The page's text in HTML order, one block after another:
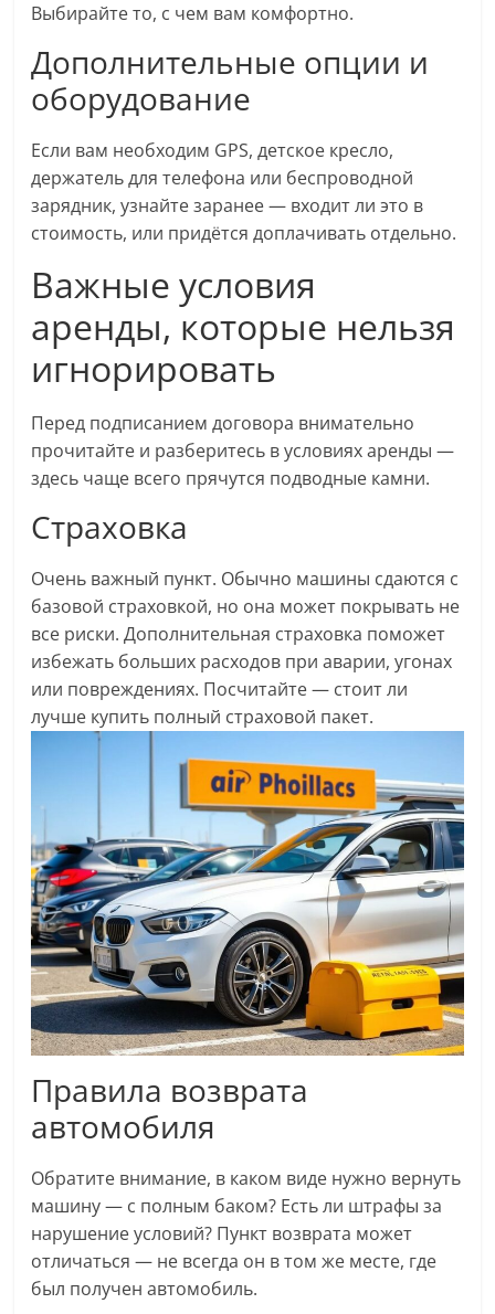
Выбирайте то, с чем вам комфортно.
Дополнительные опции и
оборудование
Если вам необходим GPS, детское кресло,
держатель для телефона или беспроводной
зарядник, узнайте заранее — входит ли это в
стоимость, или придётся доплачивать отдельно.
Важные условия
аренды, которые нельзя
игнорировать
Перед подписанием договора внимательно
прочитайте и разберитесь в условиях аренды —
здесь чаще всего прячутся подводные камни.
Страховка
Очень важный пункт. Обычно машины сдаются с
базовой страховкой, но она может покрывать не
все риски. Дополнительная страховка поможет
избежать больших расходов при аварии, угонах
или повреждениях. Посчитайте — стоит ли
лучше купить полный страховой пакет.
Правила возврата
автомобиля
Обратите внимание, в каком виде нужно вернуть
машину — с полным баком? Есть ли штрафы за
нарушение условий? Пункт возврата может
отличаться — не всегда он в том же месте, где
был получен автомобиль.